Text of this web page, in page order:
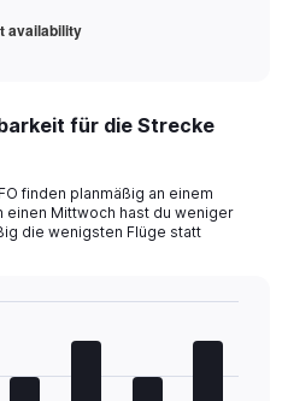
availability
für die Strecke
finden planmäßig an einem
einen Mittwoch hast du weniger
die wenigsten Flüge statt